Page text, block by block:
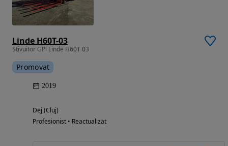
Linde H60T-03
Stivuitor GPl Linde H60T 03
Promovat
2019
Dej (Cluj)
Profesionist • Reactualizat